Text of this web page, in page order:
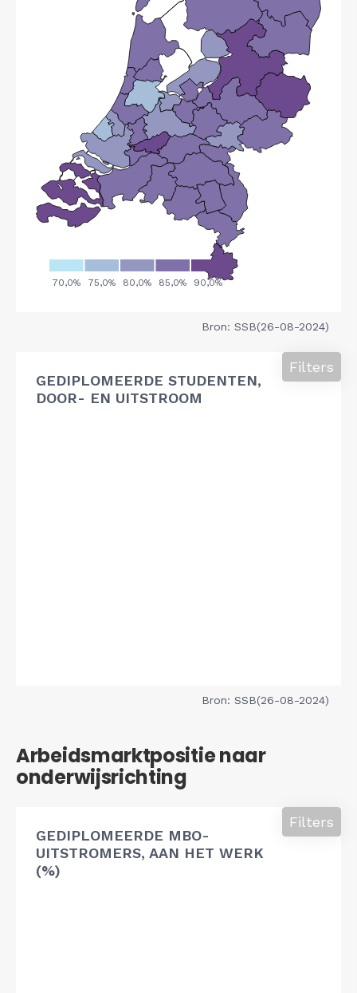
Bron: SSB(26-08-2024)
GEDIPLOMEERDE STUDENTEN,
DOOR- EN UITSTROOM
Filters
Bron: SSB(26-08-2024)
Arbeidsmarktpositie naar
onderwijsrichting
GEDIPLOMEERDE MBO-
UITSTROMERS, AAN HET WERK
(%)
Filters